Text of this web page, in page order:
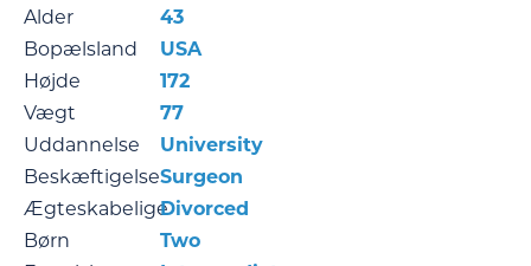
Alder
43
Bopælsland
USA
Højde
172
Vægt
77
Uddannelse
University
BeskæftigelseSurgeon
ÆgteskabeligeDivorced
Børn
Two